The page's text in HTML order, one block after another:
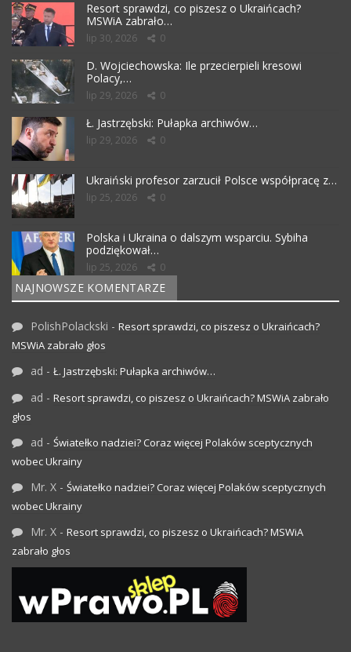
Resort sprawdzi, co piszesz o Ukraińcach?
MSWiA zabrało…
lip 30, 2026 0
D. Wojciechowska: Ile przecierpieli kresowi
Polacy,…
lip 29, 2026 0
Ł. Jastrzębski: Pułapka archiwów…
lip 29, 2026 0
Ukraiński profesor zarzucił Polsce współpracę z…
lip 25, 2026 0
Polska i Ukraina o dalszym wsparciu. Sybiha
podziękował…
lip 25, 2026 0
NAJNOWSZE KOMENTARZE
PolishPolackski - Resort sprawdzi, co piszesz o Ukraińcach?
MSWiA zabrało głos
ad - Ł. Jastrzębski: Pułapka archiwów…
ad - Resort sprawdzi, co piszesz o Ukraińcach? MSWiA zabrało
głos
ad - Światełko nadziei? Coraz więcej Polaków sceptycznych
wobec Ukrainy
Mr. X - Światełko nadziei? Coraz więcej Polaków sceptycznych
wobec Ukrainy
Mr. X - Resort sprawdzi, co piszesz o Ukraińcach? MSWiA
zabrało głos